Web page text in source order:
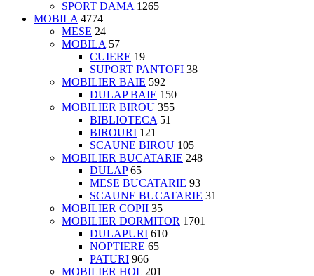
SPORT DAMA 1265
MOBILA 4774
MESE 24
MOBILA 57
CUIERE 19
SUPORT PANTOFI 38
MOBILIER BAIE 592
DULAP BAIE 150
MOBILIER BIROU 355
BIBLIOTECA 51
BIROURI 121
SCAUNE BIROU 105
MOBILIER BUCATARIE 248
DULAP 65
MESE BUCATARIE 93
SCAUNE BUCATARIE 31
MOBILIER COPII 35
MOBILIER DORMITOR 1701
DULAPURI 610
NOPTIERE 65
PATURI 966
MOBILIER HOL 201